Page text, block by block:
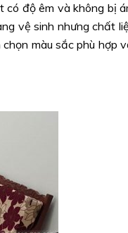
có độ êm và không bị
vệ sinh nhưng chất
màu sắc phù hợp